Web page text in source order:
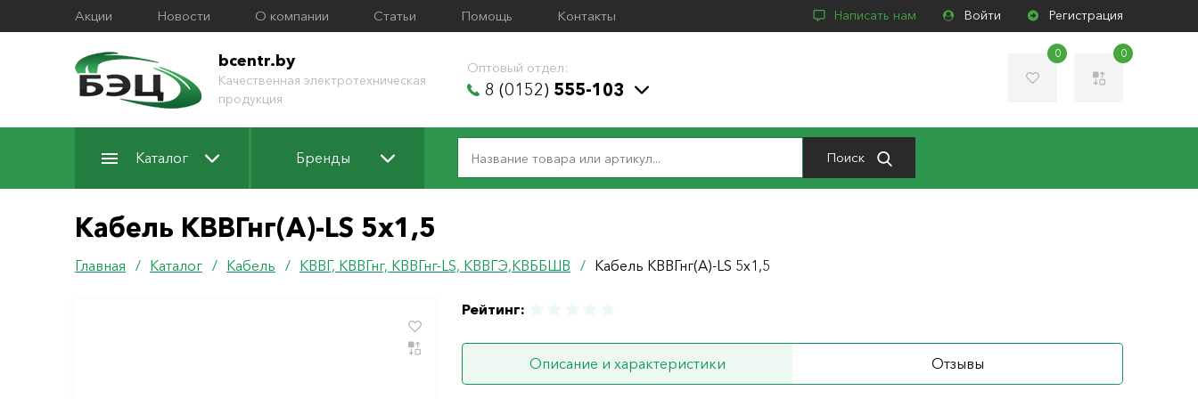
Акции Новости О компании Статьи Помощь Контакты Написать нам Войти Регистрация
bcentr.by
Качественная электротехническая
продукция
Оптовый отдел:
8 (0152) 555-103
0 0
Каталог Бренды Поиск
Кабель КВВГнг(А)-LS 5х1,5
Главная / Каталог / Кабель / КВВГ, КВВГнг, КВВГнг-LS, КВВГЭ,КВББШВ / Кабель КВВГнг(А)-LS 5х1,5
Рейтинг:
Описание и характеристики Отзывы